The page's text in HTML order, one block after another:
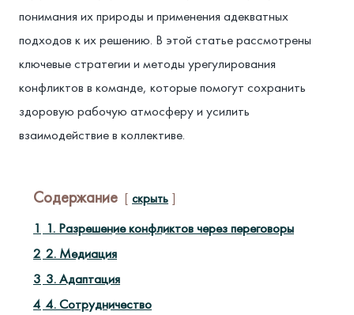
понимания их природы и применения адекватных
подходов к их решению. В этой статье рассмотрены
ключевые стратегии и методы урегулирования
конфликтов в команде, которые помогут сохранить
здоровую рабочую атмосферу и усилить
взаимодействие в коллективе.
Содержание скрыть
1 1. Разрешение конфликтов через переговоры
2 2. Медиация
3 3. Адаптация
4 4. Сотрудничество